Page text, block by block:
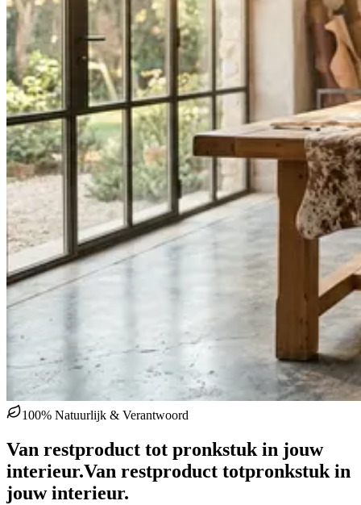
100% Natuurlijk & Verantwoord
Van restproduct tot pronkstuk in jouw
interieur.Van restproduct totpronkstuk in
jouw interieur.